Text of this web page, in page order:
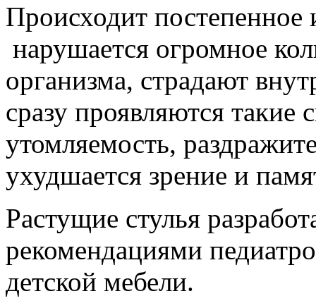
Происходит постепенное
нарушается огромное
организма, страдают
сразу проявляются
утомляемость,
ухудшается зрение и
Растущие стулья
рекомендациями
детской мебели.